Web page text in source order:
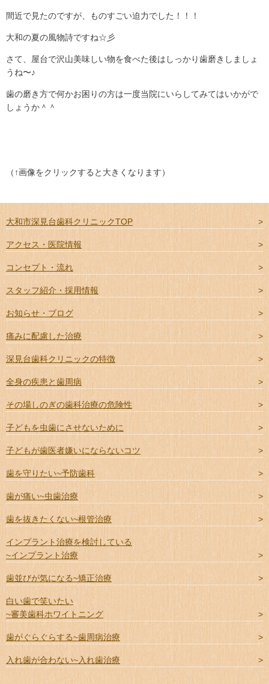
間近で見たのですが、ものすごい迫力でした！！！
大和の夏の風物詩ですね☆彡
さて、屋台で沢山美味しい物を食べた後はしっかり歯磨きしましょ
うね〜♪
歯の磨き方で何かお困りの方は一度当院にいらしてみてはいかがで
しょうか＾＾
（↑画像をクリックすると大きくなります）
大和市深見台歯科クリニックTOP
アクセス・医院情報
コンセプト・流れ
スタッフ紹介・採用情報
お知らせ・ブログ
痛みに配慮した治療
深見台歯科クリニックの特徴
全身の疾患と歯周病
その場しのぎの歯科治療の危険性
子どもを虫歯にさせないために
子どもが歯医者嫌いにならないコツ
歯を守りたい~予防歯科
歯が痛い~虫歯治療
歯を抜きたくない~根管治療
インプラント治療を検討している
~インプラント治療
歯並びが気になる~矯正治療
白い歯で笑いたい
~審美歯科ホワイトニング
歯がぐらぐらする~歯周病治療
入れ歯が合わない~入れ歯治療